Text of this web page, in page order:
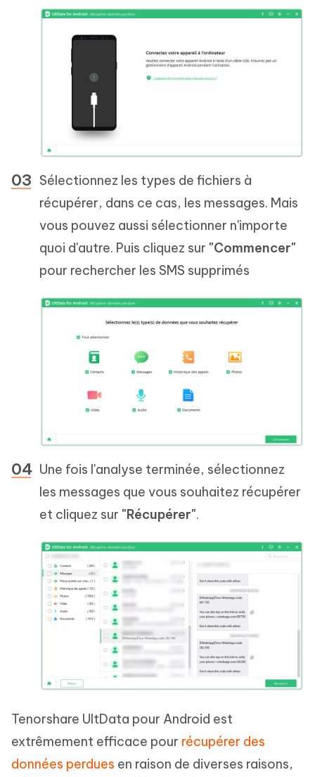
Sélectionnez les types de fichiers à
récupérer, dans ce cas, les messages. Mais
vous pouvez aussi sélectionner n'importe
quoi d'autre. Puis cliquez sur "Commencer"
pour rechercher les SMS supprimés
Une fois l'analyse terminée, sélectionnez
les messages que vous souhaitez récupérer
et cliquez sur "Récupérer".
Tenorshare UltData pour Android est
extrêmement efficace pour récupérer des
données perdues en raison de diverses raisons,